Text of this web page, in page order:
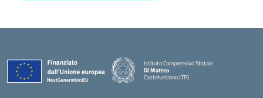
Istituto Comprensivo Statale
Di Matteo
Castelvetrano (TP)